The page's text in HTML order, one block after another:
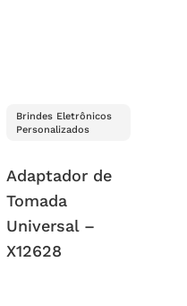
Brindes Eletrônicos
Personalizados
Adaptador de
Tomada
Universal –
X12628